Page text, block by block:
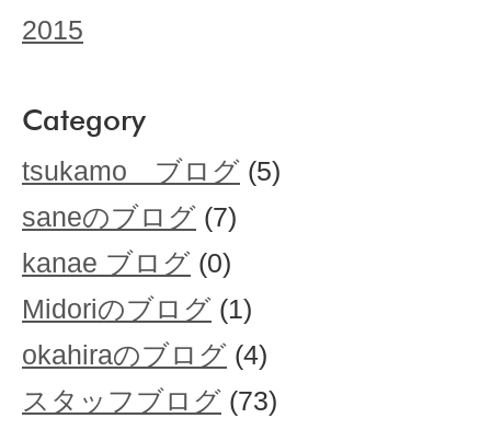
2015
Category
tsukamo ブログ (5)
saneのブログ (7)
kanae ブログ (0)
Midoriのブログ (1)
okahiraのブログ (4)
スタッフブログ (73)